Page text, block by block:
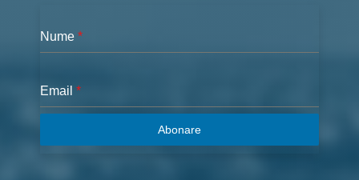
Nume *
Email *
Abonare